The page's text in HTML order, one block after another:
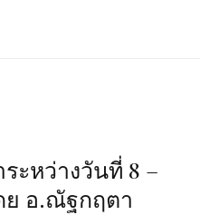
ะหว่างวันที่ 8 –
ย อ.ณัฐกฤตา